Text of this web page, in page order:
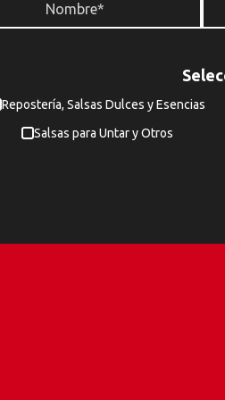
Repostería, Salsas Dulces y Esencias
Salsas para Untar y Otros